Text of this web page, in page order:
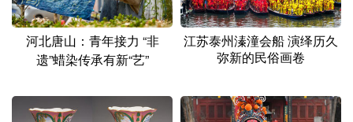
河北唐山：青年接力 “非
遗”蜡染传承有新“艺”
江苏泰州溱潼会船 演绎历久
弥新的民俗画卷